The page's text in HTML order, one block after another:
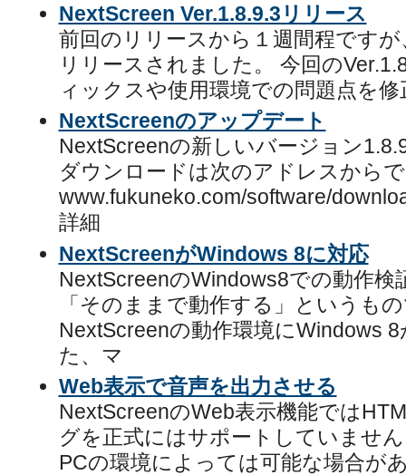
NextScreen Ver.1.8.9.3リリース
前回のリリースから１週間程です
リリースされました。 今回の
ィックスや使用環境での問題点を
NextScreenのアップデート
NextScreenの新しいバージョン
ダウンロードは次のアドレスから
www.fukuneko.com/software/
詳細
NextScreenがWindows 8に対応
NextScreenのWindows8での動作検
「そのままで動作する」というも
NextScreenの動作環境にWindows
た、マ
Web表示で音声を出力させる
NextScreenのWeb表示機能では
グを正式にはサポートしていませ
PCの環境によっては可能な場合が